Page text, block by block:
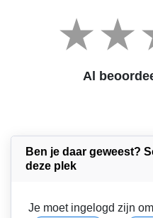
Al
Ben je daar geweest?
deze plek
Je moet ingelogd zijn